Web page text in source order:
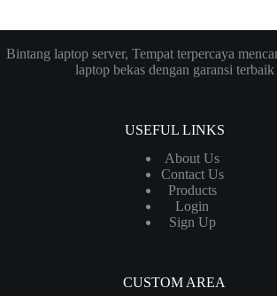
Bintang laptop server, Tempat terpercaya
laptop bekas dengan garansi terbaik
USEFUL LINKS
About Us
Contact Us
Products
Login
Sign Up
CUSTOM AREA